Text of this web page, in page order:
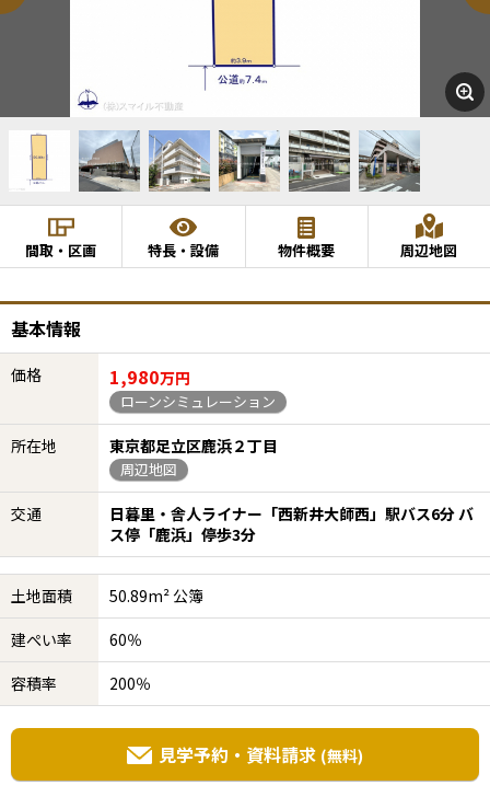
間取・区画 特長・設備 物件概要 周辺地図
基本情報
価格 1,980万円
ローンシミュレーション
所在地 東京都足立区鹿浜２丁目
周辺地図
交通
日暮里・舎人ライナー「西新井大師西」駅バス6分 バ
ス停「鹿浜」停歩3分
土地面積
50.89m² 公簿
建ぺい率
60％
容積率
200％
見学予約・資料請求 (無料)